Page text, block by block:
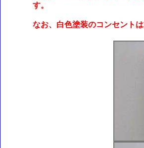
す。
なお、白色塗装のコンセント